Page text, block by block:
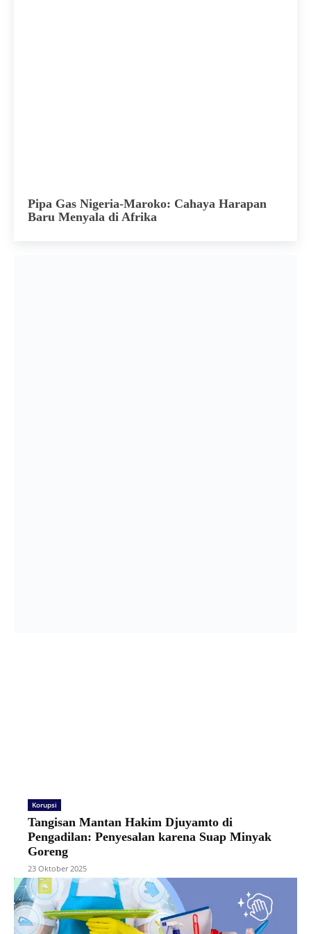
Pipa Gas Nigeria-Maroko: Cahaya Harapan
Baru Menyala di Afrika
Korupsi
Tangisan Mantan Hakim Djuyamto di
Pengadilan: Penyesalan karena Suap Minyak
Goreng
23 Oktober 2025